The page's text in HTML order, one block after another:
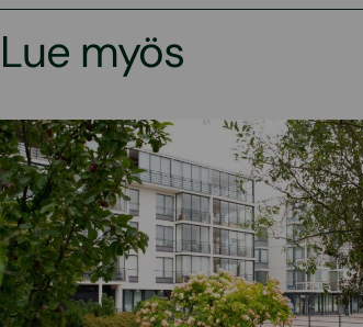
Lue myös